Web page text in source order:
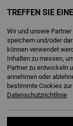
TREFFEN SIE
Wir und unsere
speichern und/oder
können verwendet
Inhalten zu messen,
Partner zu entwickeln
annehmen oder
bestimmte Cookies
Datenschutzrichtlinie